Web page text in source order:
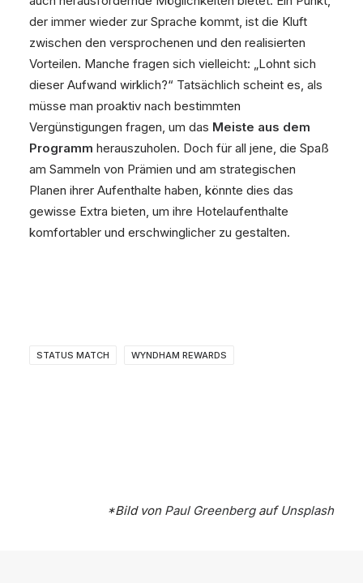
der immer wieder zur Sprache kommt, ist die Kluft
zwischen den versprochenen und den realisierten
Vorteilen. Manche fragen sich vielleicht: „Lohnt sich
dieser Aufwand wirklich?“ Tatsächlich scheint es, als
müsse man proaktiv nach bestimmten
Vergünstigungen fragen, um das Meiste aus dem
Programm herauszuholen. Doch für all jene, die Spaß
am Sammeln von Prämien und am strategischen
Planen ihrer Aufenthalte haben, könnte dies das
gewisse Extra bieten, um ihre Hotelaufenthalte
komfortabler und erschwinglicher zu gestalten.
STATUS MATCH WYNDHAM REWARDS
*Bild von Paul Greenbergauf Unsplash